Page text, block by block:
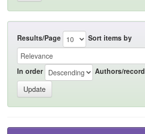
Results/Page Sort items by
In order Authors/record